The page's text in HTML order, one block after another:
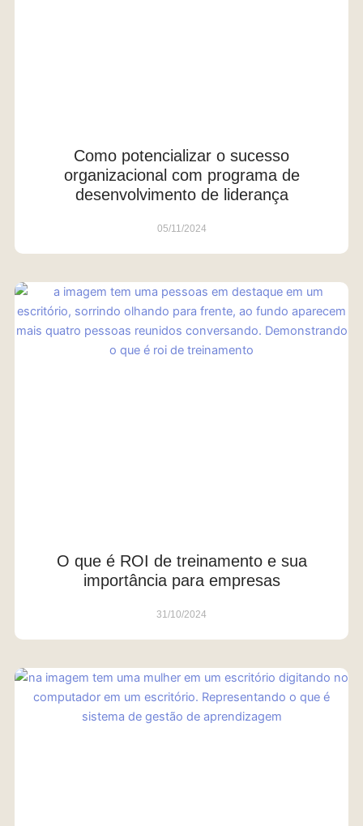
Como potencializar o sucesso
organizacional com programa de
desenvolvimento de liderança
05/11/2024
O que é ROI de treinamento e sua
importância para empresas
31/10/2024